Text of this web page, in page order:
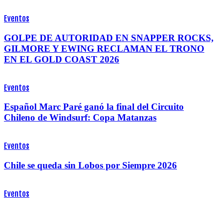
Eventos
GOLPE DE AUTORIDAD EN SNAPPER ROCKS,
GILMORE Y EWING RECLAMAN EL TRONO
EN EL GOLD COAST 2026
Eventos
Español Marc Paré ganó la final del Circuito
Chileno de Windsurf: Copa Matanzas
Eventos
Chile se queda sin Lobos por Siempre 2026
Eventos